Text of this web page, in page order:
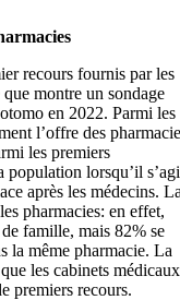
recours fournis par les
montre un sondage
en 2022. Parmi les
l’offre des
les premiers
lorsqu’il
après les médecins.
pharmacies: en effet,
famille, mais 82% se
la même pharmacie. La
les cabinets
premiers recours.